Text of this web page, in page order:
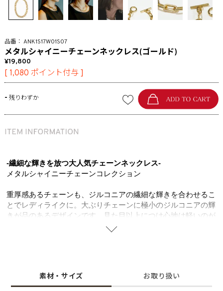
ANK1S17W01S07
メタルシャイニーチェーンネックレス(ゴールド)
19,800
[ 1,080 ポイント付与 ]
- 残りわずか
-繊細な輝きを放つ大人気チェーンネックレス-
メタルシャイニーチェーンコレクション
重厚感あるチェーンも、ジルコニアの繊細な輝きを合わせるこ
とでレディライクに。大ぶりチェーンに極小のジルコニアの輝
きが品のあるデザインです。見た目以上につけ心地は軽いのが
嬉しいポイント。一気におしゃれな印象を与える大ぶりのメタ
素材・サイズ お取り扱い